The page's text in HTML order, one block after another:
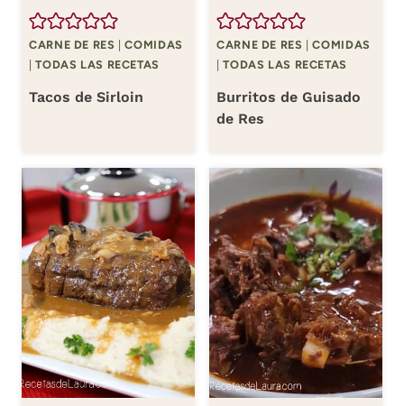
CARNE DE RES |COMIDAS
|TODAS LAS RECETAS
Tacos de Sirloin
CARNE DE RES |COMIDAS
|TODAS LAS RECETAS
Burritos de Guisado
de Res